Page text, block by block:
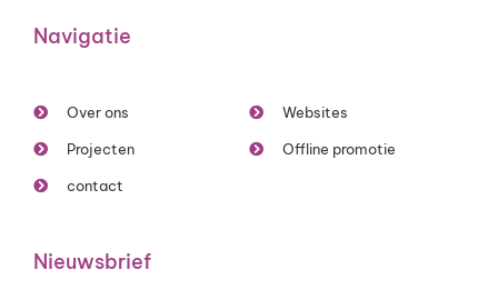
Navigatie
Over ons
Projecten
contact
Websites
Offline promotie
Nieuwsbrief